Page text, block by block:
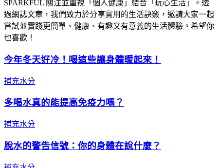
SPARKFUL 關注並重視「個人健康」結合「玩心生活」。透
過網誌文章，我們致力於分享實用的生活訣竅，邀請大家一起
嘗試並實踐更簡單、健康、有趣又有意義的生活體驗。希望你
也喜歡！
今年冬天好冷！喝這些讓身體暖起來！
補充水分
多喝水真的能提高免疫力嗎？
補充水分
脫水的警告信號：你的身體在說什麼？